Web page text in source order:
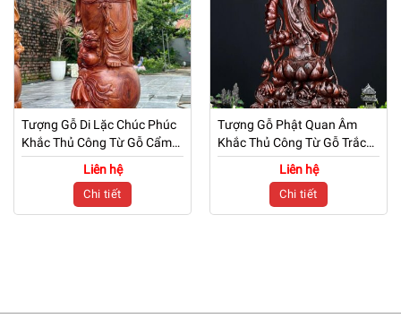
Tượng Gỗ Di Lặc Chúc Phúc
Khắc Thủ Công Từ Gỗ Cẩm
Trắc
Liên hệ
Chi tiết
Tượng Gỗ Phật Quan Âm
Khắc Thủ Công Từ Gỗ Trắc
Đỏ Đen
Liên hệ
Chi tiết